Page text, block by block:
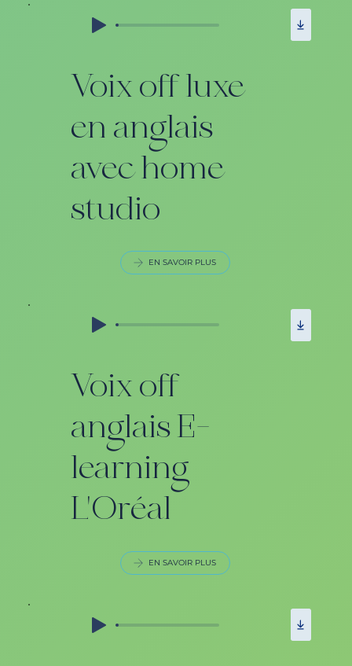
Voix off luxe
en anglais
avec home
studio
EN SAVOIR PLUS
Voix off
anglais E-
learning
L'Oréal
EN SAVOIR PLUS